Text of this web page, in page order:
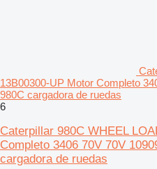
13B00300-UP Motor Completo
980C cargadora de ruedas
6
Caterpillar 980C WHEEL
Completo 3406 70V 70V
cargadora de ruedas